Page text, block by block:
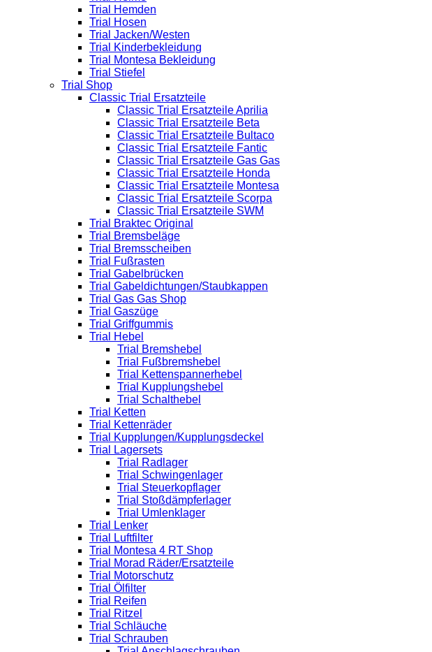
Trial Hemden
Trial Hosen
Trial Jacken/Westen
Trial Kinderbekleidung
Trial Montesa Bekleidung
Trial Stiefel
Trial Shop
Classic Trial Ersatzteile
Classic Trial Ersatzteile Aprilia
Classic Trial Ersatzteile Beta
Classic Trial Ersatzteile Bultaco
Classic Trial Ersatzteile Fantic
Classic Trial Ersatzteile Gas Gas
Classic Trial Ersatzteile Honda
Classic Trial Ersatzteile Montesa
Classic Trial Ersatzteile Scorpa
Classic Trial Ersatzteile SWM
Trial Braktec Original
Trial Bremsbeläge
Trial Bremsscheiben
Trial Fußrasten
Trial Gabelbrücken
Trial Gabeldichtungen/Staubkappen
Trial Gas Gas Shop
Trial Gaszüge
Trial Griffgummis
Trial Hebel
Trial Bremshebel
Trial Fußbremshebel
Trial Kettenspannerhebel
Trial Kupplungshebel
Trial Schalthebel
Trial Ketten
Trial Kettenräder
Trial Kupplungen/Kupplungsdeckel
Trial Lagersets
Trial Radlager
Trial Schwingenlager
Trial Steuerkopflager
Trial Stoßdämpferlager
Trial Umlenklager
Trial Lenker
Trial Luftfilter
Trial Montesa 4 RT Shop
Trial Morad Räder/Ersatzteile
Trial Motorschutz
Trial Ölfilter
Trial Reifen
Trial Ritzel
Trial Schläuche
Trial Schrauben